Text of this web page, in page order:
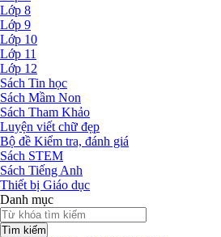
Lớp 8
Lớp 9
Lớp 10
Lớp 11
Lớp 12
Sách Tin học
Sách Mầm Non
Sách Tham Khảo
Luyện viết chữ đẹp
Bộ đề Kiểm tra, đánh giá
Sách STEM
Sách Tiếng Anh
Thiết bị Giáo dục
Danh mục
Tìm kiếm